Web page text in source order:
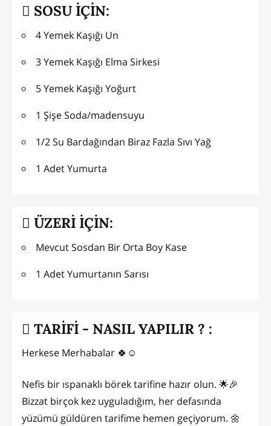
SOSU İÇİN:
4 Yemek Kaşığı Un
3 Yemek Kaşığı Elma Sirkesi
5 Yemek Kaşığı Yoğurt
1 Şişe Soda/madensuyu
1/2 Su Bardağından Biraz Fazla Sıvı Yağ
1 Adet Yumurta
ÜZERİ İÇİN:
Mevcut Sosdan Bir Orta Boy Kase
1 Adet Yumurtanın Sarısı
TARİFİ - NASIL YAPILIR ? :
Herkese Merhabalar 🍀☺️
Nefis bir ıspanaklı börek tarifine hazır olun. 🌟🎉
Bizzat birçok kez uyguladığım, her defasında
yüzümü güldüren tarifime hemen geçiyorum. 🌼